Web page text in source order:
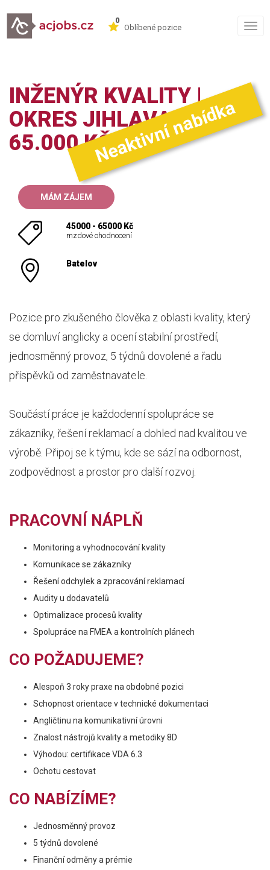
0
Oblíbené pozice
INŽENÝR KVALITY |
OKRES JIHLAVA | 45-
65.000 KČNeaktivní nabídka
MÁM ZÁJEM
45000 - 65000 Kč
mzdové ohodnocení
Batelov
Pozice pro zkušeného člověka z oblasti kvality, který
se domluví anglicky a ocení stabilní prostředí,
jednosměnný provoz, 5 týdnů dovolené a řadu
příspěvků od zaměstnavatele.
Součástí práce je každodenní spolupráce se
zákazníky, řešení reklamací a dohled nad kvalitou ve
výrobě. Připoj se k týmu, kde se sází na odbornost,
zodpovědnost a prostor pro další rozvoj.
PRACOVNÍ NÁPLŇ
Monitoring a vyhodnocování kvality
Komunikace se zákazníky
Řešení odchylek a zpracování reklamací
Audity u dodavatelů
Optimalizace procesů kvality
Spolupráce na FMEA a kontrolních plánech
CO POŽADUJEME?
Alespoň 3 roky praxe na obdobné pozici
Schopnost orientace v technické dokumentaci
Angličtinu na komunikativní úrovni
Znalost nástrojů kvality a metodiky 8D
Výhodou: certifikace VDA 6.3
Ochotu cestovat
CO NABÍZÍME?
Jednosměnný provoz
5 týdnů dovolené
Finanční odměny a prémie